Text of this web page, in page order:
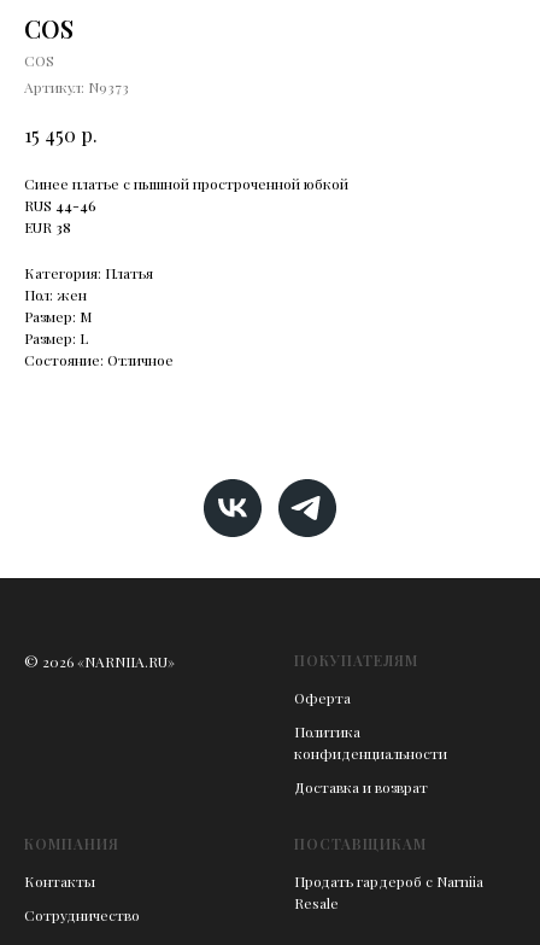
COS
COS
Артикул: N9373
15 450 р.
Синее платье с пышной простроченной юбкой
RUS 44-46
EUR 38
Категория: Платья
Пол: жен
Размер: М
Размер: L
Состояние: Отличное
© 2026 «NARNIIA.RU»
ПОКУПАТЕЛЯМ
Оферта
Политика
конфиденциальности
Доставка и возврат
КОМПАНИЯ
Контакты
Сотрудничество
ПОСТАВЩИКАМ
Продать гардероб с Narniia
Resale